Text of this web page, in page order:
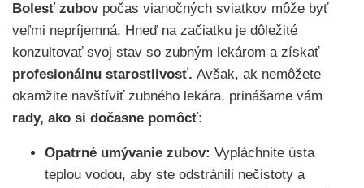
Bolesť zubovpočas vianočných sviatkov môže byť
veľmi nepríjemná. Hneď na začiatku je dôležité
konzultovať svoj stav so zubným lekárom a získať
profesionálnu starostlivosť. Avšak, ak nemôžete
okamžite navštíviť zubného lekára, prinášame vám
rady, ako si dočasne pomôcť:
Opatrné umývanie zubov: Vypláchnite ústa
teplou vodou, aby ste odstránili nečistoty a